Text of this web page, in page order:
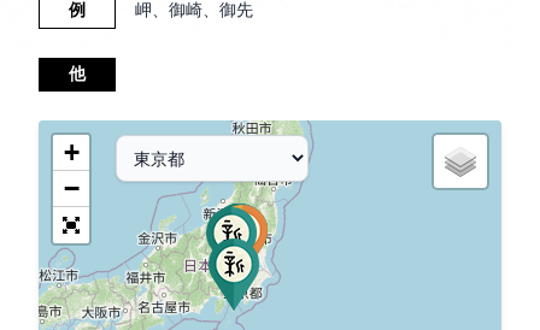
例 岬、御崎、御先
他
+
−